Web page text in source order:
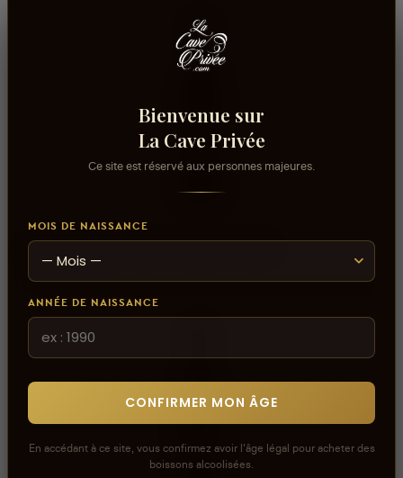
AJOUTER AU PANIER
MAGON SIGNATURE - ROUGE - 50CL
17,930 DT
Bienvenue sur
La Cave Privée
Ce site est réservé aux personnes majeures.
MOIS DE NAISSANCE
ANNÉE DE NAISSANCE
CONFIRMER MON ÂGE
En accédant à ce site, vous confirmez avoir l'âge légal pour acheter des
boissons alcoolisées.